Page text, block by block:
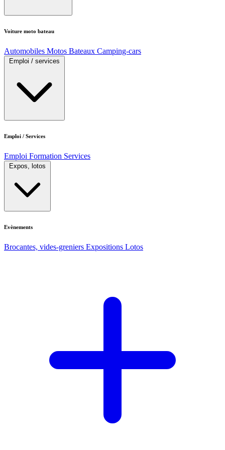
Voiture moto bateau
Automobiles Motos Bateaux Camping-cars
Emploi / services
Emploi / Services
Emploi Formation Services
Expos, lotos
Evènements
Brocantes, vides-greniers Expositions Lotos